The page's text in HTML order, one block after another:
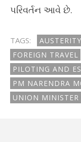
પરિવર્તન આવે છે.
TAGS:
FOREIGN TRAVEL
PILOTING AND
PM NARENDRA
UNION MINISTER